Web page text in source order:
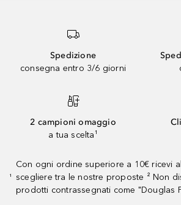
Spedizione
consegna entro 3/6 giorni
2 campioni omaggio
a tua scelta¹
¹
Con ogni ordine superiore a 10€ ricevi
scegliere tra le nostre proposte ² Non
prodotti contrassegnati come "Douglas